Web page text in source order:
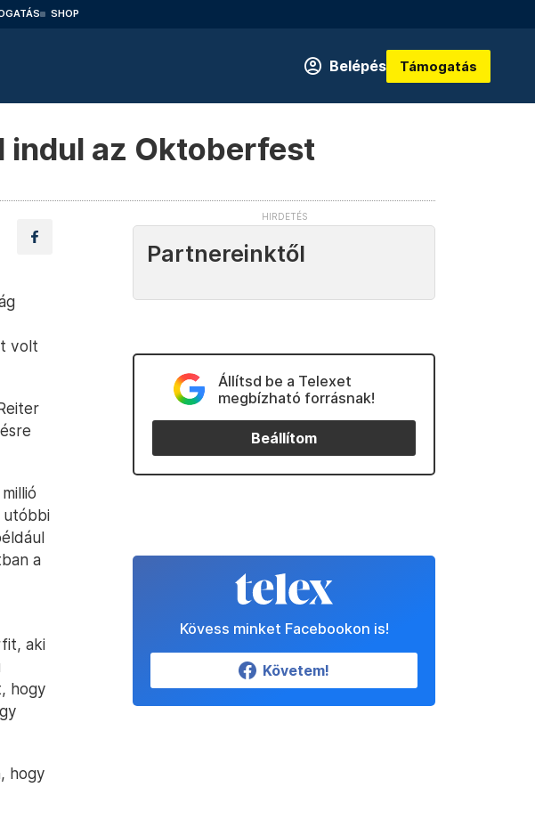
SHOP
Belépés Támogatás
az Oktoberfest
volt
utóbbi
a
aki
hogy
hogy
Partnereinktől
Állítsd be a Telexet
megbízható forrásnak!
Beállítom
Kövess minket Facebookon is!
Követem!